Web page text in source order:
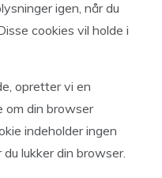
igen, når du
cookies vil holde i
opretter vi en
om din browser
indeholder ingen
lukker din browser.